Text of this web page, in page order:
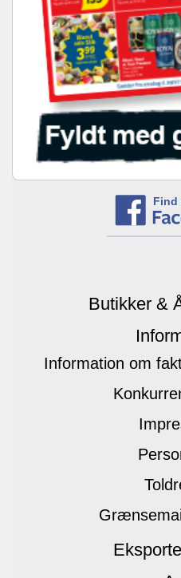
Find
Butikker &
Information om